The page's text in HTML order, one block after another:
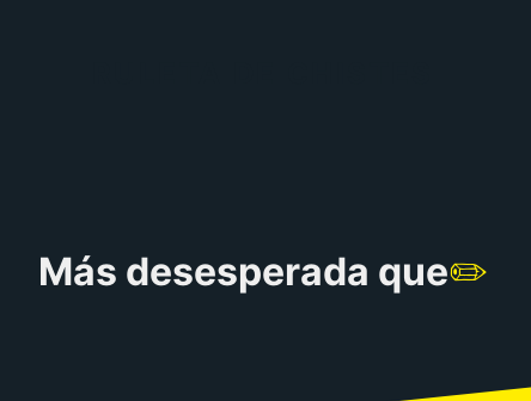
Más desesperada que✏️